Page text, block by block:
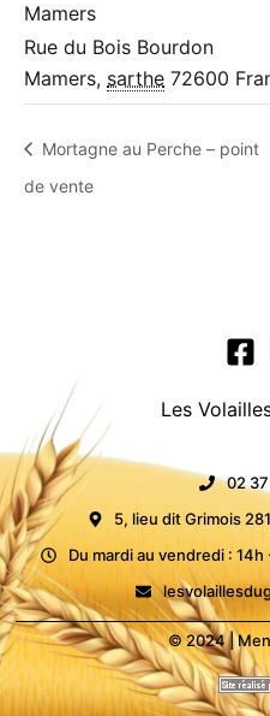
Mamers
Rue du Bois Bourdon
Mamers, sarthe 72600
Mortagne au Perche – point
de vente
Les
02
5, lieu dit Grimois
Du mardi au vendredi :
© 2024 |